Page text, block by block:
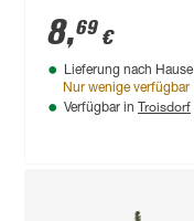
8,69 €
Lieferung nach Hause
Nur wenige verfügbar
Verfügbar in Troisdorf